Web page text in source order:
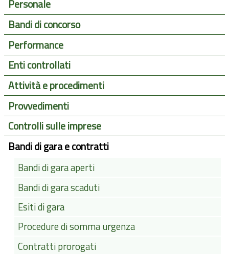
Personale
Bandi di concorso
Performance
Enti controllati
Attività e procedimenti
Provvedimenti
Controlli sulle imprese
Bandi di gara e contratti
Bandi di gara aperti
Bandi di gara scaduti
Esiti di gara
Procedure di somma urgenza
Contratti prorogati